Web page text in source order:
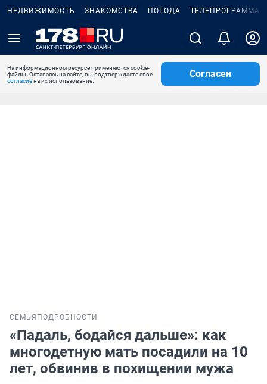
НЕДВИЖИМОСТЬ ЗНАКОМСТВА ПОГОДА ТЕЛЕПРОГРАММА
На информационном ресурсе применяются cookie-
файлы. Оставаясь на сайте, вы подтверждаете свое
согласиена их использование.
Согласен
СЕМЬЯ ПОДРОБНОСТИ
«Падаль, бодайся дальше»: как
многодетную мать посадили на 10
лет, обвинив в похищении мужа